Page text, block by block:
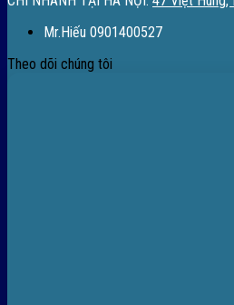
Mr.Hiếu 0901400527
Theo dõi chúng tôi